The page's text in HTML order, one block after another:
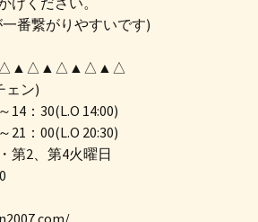
番繋がりやすいです)
ェン)
：30(L.O 14:00)
21：00(L.O 20:30)
第2、第4火曜日